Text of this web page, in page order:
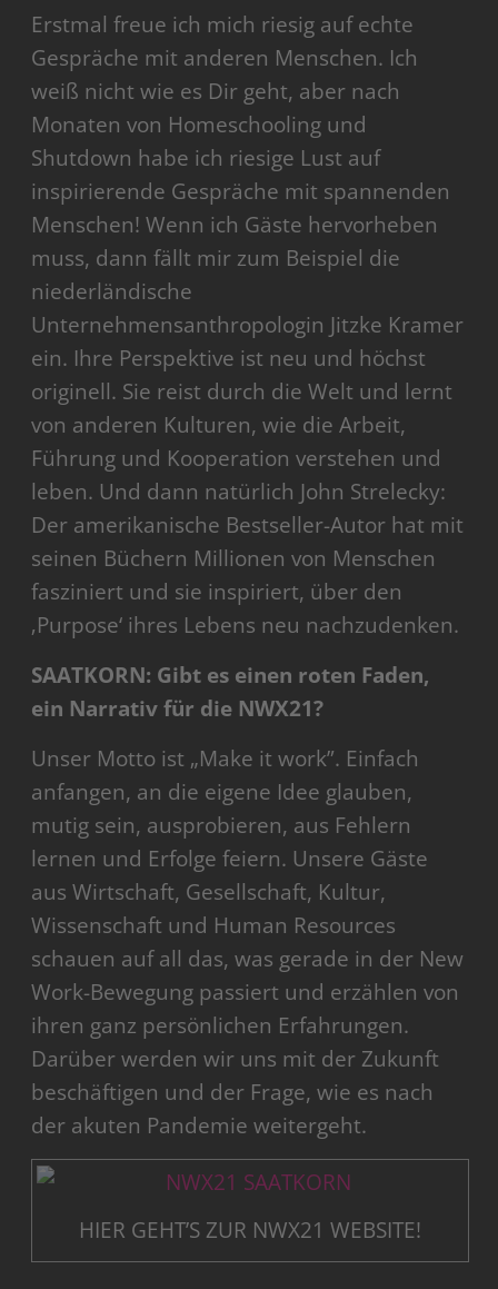
Erstmal freue ich mich riesig auf echte
Gespräche mit anderen Menschen. Ich
weiß nicht wie es Dir geht, aber nach
Monaten von Homeschooling und
Shutdown habe ich riesige Lust auf
inspirierende Gespräche mit spannenden
Menschen! Wenn ich Gäste hervorheben
muss, dann fällt mir zum Beispiel die
niederländische
Unternehmensanthropologin Jitzke Kramer
ein. Ihre Perspektive ist neu und höchst
originell. Sie reist durch die Welt und lernt
von anderen Kulturen, wie die Arbeit,
Führung und Kooperation verstehen und
leben. Und dann natürlich John Strelecky:
Der amerikanische Bestseller-Autor hat mit
seinen Büchern Millionen von Menschen
fasziniert und sie inspiriert, über den
‚Purpose‘ ihres Lebens neu nachzudenken.
SAATKORN: Gibt es einen roten Faden,
ein Narrativ für die NWX21?
Unser Motto ist „Make it work”. Einfach
anfangen, an die eigene Idee glauben,
mutig sein, ausprobieren, aus Fehlern
lernen und Erfolge feiern. Unsere Gäste
aus Wirtschaft, Gesellschaft, Kultur,
Wissenschaft und Human Resources
schauen auf all das, was gerade in der New
Work-Bewegung passiert und erzählen von
ihren ganz persönlichen Erfahrungen.
Darüber werden wir uns mit der Zukunft
beschäftigen und der Frage, wie es nach
der akuten Pandemie weitergeht.
HIER GEHT’S ZUR NWX21 WEBSITE!